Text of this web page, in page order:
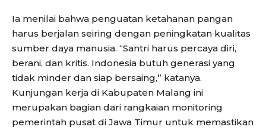
Ia menilai bahwa penguatan ketahanan pangan
harus berjalan seiring dengan peningkatan kualitas
sumber daya manusia. “Santri harus percaya diri,
berani, dan kritis. Indonesia butuh generasi yang
tidak minder dan siap bersaing,” katanya.
Kunjungan kerja di Kabupaten Malang ini
merupakan bagian dari rangkaian monitoring
pemerintah pusat di Jawa Timur untuk memastikan